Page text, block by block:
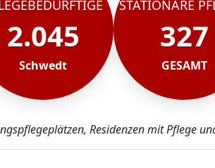
2.045
Schwedt
STATIONÄRE
327
GESAMT
Residenzen mit Pflege